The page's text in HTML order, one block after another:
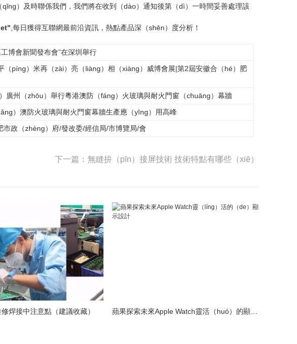
）及時聯係我們，我們將在收到（dào）通知後第（dì）一時間妥善處理該
,每日獲得互聯網最前沿資訊，熱點產品深（shēn）度分析！
博會新聞發布會”在深圳舉行
（píng）米再（zài）亮（liàng）相（xiàng）威博會展|第2屆安徽合（hé）肥
廣州（zhōu）舉行粵港澳防（fáng）火玻璃與耐火門窗（chuāng）幕牆
）澳防火玻璃與耐火門窗幕牆生產應（yīng）用高峰
市政（zhèng）府/發改委/經信局/市博覽局/會
下一篇：無縫拚（pīn）接屏技術 技術特點有哪些（xiē）
焊接中注意點（建議收藏） 蘋果探索未來Apple Watch靈活（huó）的顯示設計